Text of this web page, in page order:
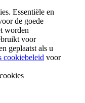
Essentiële en
de goede
worden
voor
geplaatst als u
cookiebeleid voor